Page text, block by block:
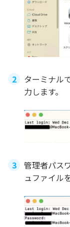
ターミナル
力します。
管理者パス
ュファイル